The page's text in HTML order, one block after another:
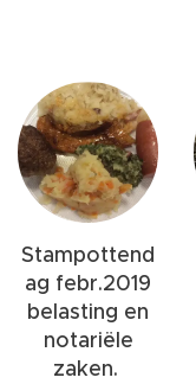
Stampottend
ag febr.2019
belasting en
notariële
zaken.